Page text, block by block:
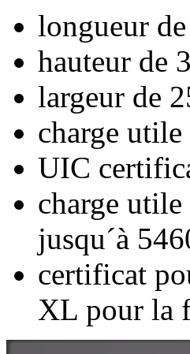
longueur
hauteur de
largeur de
charge
UIC
charge
jusqu´à
certificat
XL pour la